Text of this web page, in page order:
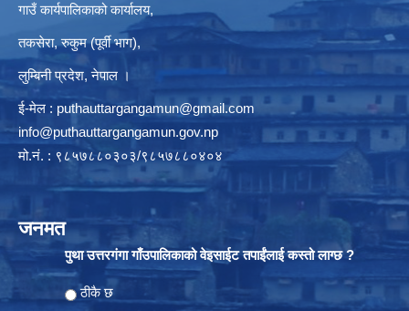
गाउँ कार्यपालिकाको कार्यालय,
तकसेरा, रुकुम (पूर्वी भाग),
लुम्बिनी प्रदेश, नेपाल ।
ई-मेल : puthauttargangamun@gmail.com
info@puthauttargangamun.gov.np
मो.नं. : ९८५७८८०३०३/९८५७८८०४०४
जनमत
पुथा उत्तरगंगा गाँउपालिकाको वेइसाईट तपाईंलाई कस्तो लाग्छ ?
Choices
ठीकै छ